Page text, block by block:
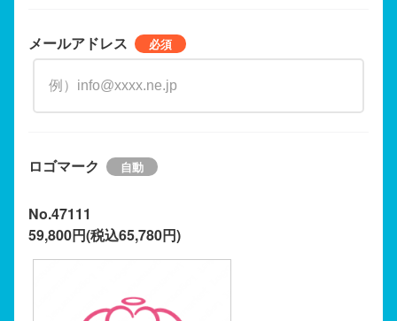
メールアドレス
ロゴマーク
No.47111
59,800円(税込65,780円)